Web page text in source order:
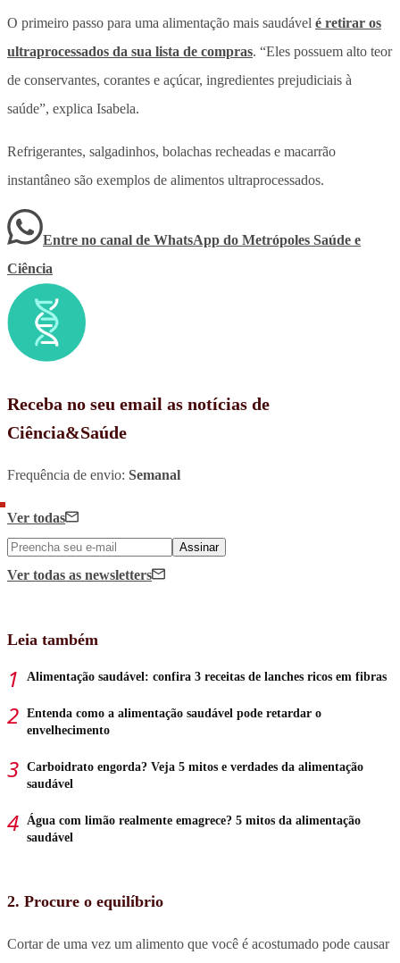
O primeiro passo para uma alimentação mais saudável é retirar os
ultraprocessados da sua lista de compras. “Eles possuem alto teor
de conservantes, corantes e açúcar, ingredientes prejudiciais à
saúde”, explica Isabela.
Refrigerantes, salgadinhos, bolachas recheadas e macarrão
instantâneo são exemplos de alimentos ultraprocessados.
Entre no canal de WhatsApp do Metrópoles Saúde e
Ciência
Receba no seu email as notícias de
Ciência&Saúde
Frequência de envio: Semanal
Ver todas
Assinar
Ver todas as newsletters
Leia também
Alimentação saudável: confira 3 receitas de lanches ricos em fibras
Entenda como a alimentação saudável pode retardar o
envelhecimento
Carboidrato engorda? Veja 5 mitos e verdades da alimentação
saudável
Água com limão realmente emagrece? 5 mitos da alimentação
saudável
2. Procure o equilíbrio
Cortar de uma vez um alimento que você é acostumado pode causar